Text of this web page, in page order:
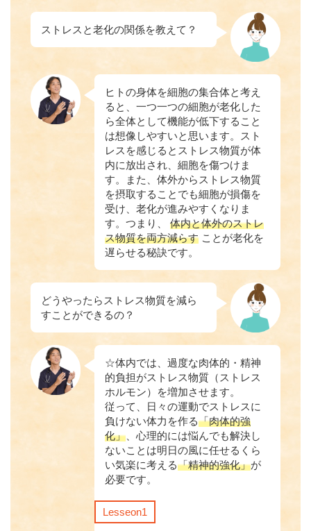
ストレスと老化の関係を教えて？
ヒトの身体を細胞の集合体と考え
ると、一つ一つの細胞が老化した
ら全体として機能が低下すること
は想像しやすいと思います。スト
レスを感じるとストレス物質が体
内に放出され、細胞を傷つけま
す。また、体外からストレス物質
を摂取することでも細胞が損傷を
受け、老化が進みやすくなりま
す。つまり、体内と体外のストレ
ス物質を両方減らす ことが老化を
遅らせる秘訣です。
どうやったらストレス物質を減ら
すことができるの？
☆体内では、過度な肉体的・精神
的負担がストレス物質（ストレス
ホルモン）を増加させます。
従って、日々の運動でストレスに
負けない体力を作る「肉体的強
化」 、心理的には悩んでも解決し
ないことは明日の風に任せるくら
い気楽に考える「精神的強化」が
必要です。
Lesseon1